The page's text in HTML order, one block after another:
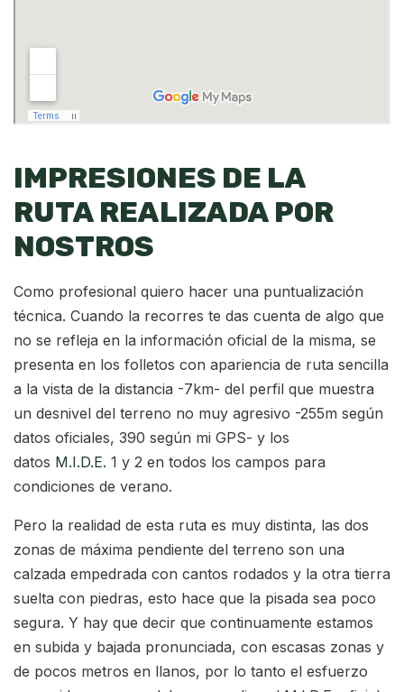
IMPRESIONES DE LA
RUTA REALIZADA POR
NOSTROS
Como profesional quiero hacer una puntualización
técnica. Cuando la recorres te das cuenta de algo que
no se refleja en la información oficial de la misma, se
presenta en los folletos con apariencia de ruta sencilla
a la vista de la distancia -7km- del perfil que muestra
un desnivel del terreno no muy agresivo -255m según
datos oficiales, 390 según mi GPS- y los
datos M.I.D.E. 1 y 2 en todos los campos para
condiciones de verano.
Pero la realidad de esta ruta es muy distinta, las dos
zonas de máxima pendiente del terreno son una
calzada empedrada con cantos rodados y la otra tierra
suelta con piedras, esto hace que la pisada sea poco
segura. Y hay que decir que continuamente estamos
en subida y bajada pronunciada, con escasas zonas y
de pocos metros en llanos, por lo tanto el esfuerzo